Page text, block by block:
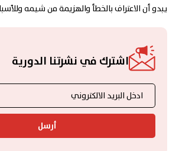
يبدو أن الاعتراف بالخطأ والهزيمة من شيمه
اشترك في نشرتنا الدورية
أرسل